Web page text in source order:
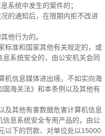
系统中发生的案件的；
的通知后，在限期内拒不改进
他行为的。
标准和国家其他有关规定的，或
系统安全的，由公安机关会同
机信息媒体进出境，不如实向海
海关法》和本条例以及其他有
及其他有害数据危害计算机信息
息系统安全专用产品的，由公
以下的罚款、对单位处以15000